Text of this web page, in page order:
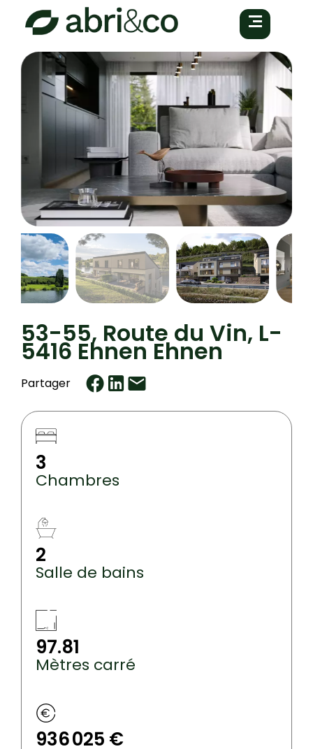
53-55, Route du Vin, L-
5416 Ehnen Ehnen
Partager
3
Chambres
2
Salle de bains
97.81
Mètres carré
936 025 €